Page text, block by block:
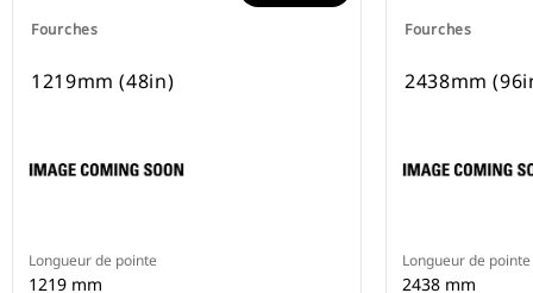
Fourches
1219mm (48in)
Longueur de pointe
1219 mm
Fourches
2438mm
Longueur de pointe
2438 mm